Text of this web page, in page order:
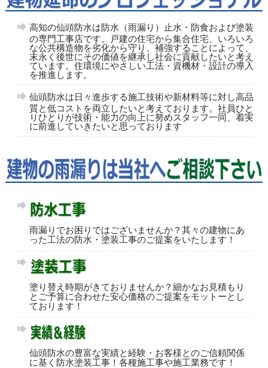
高知の仙頭防水は防水（雨漏り）止水・防食および塗装
の専門工事店です。戸建の住宅から集合住宅、いろいろ
な公共構造物を劣化から守り、補強することによって、
末永く後世にその価値を継承し社会に貢献したいと考え
ています。住環境にやさしい工法・資機材・設計の導入
を推進します。
仙頭防水は日々進歩する施工技術や新材料等に対し高品
質と低コストを両立したいと考えております。社員ひと
りひとりが技術・能力の向上に努めスタッフ一同、着実
に前進していきたいと思っております
雨漏りでお困りではございませんか？其々の建物にあ
った工法の防水・塗装工事のご提案をいたします！
塗り替え時期がきておりませんか？細かなお見積もり
とご予算に合わせた安心価格のご提案をモットーとし
ております！
仙頭防水の豊富な実績と経験・お客様とのご信頼関係
に基く防水塗装工事！各種施工事や施工業務です！